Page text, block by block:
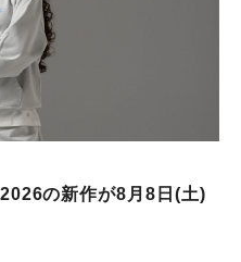
の新作が8⽉8⽇(⼟)